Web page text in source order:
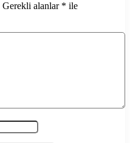
Gerekli alanlar * ile